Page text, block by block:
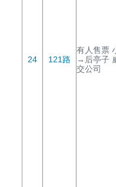
24 121路
有人售票
→后亭子
交公司